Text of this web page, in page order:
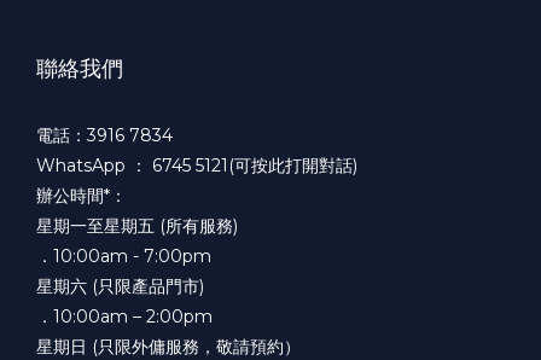
聯絡我們
電話：3916 7834
WhatsApp ： 6745 5121(可按此打開對話)
辦公時間*：
星期一至星期五 (所有服務)
．10:00am - 7:00pm
星期六 (只限產品門市)
．10:00am – 2:00pm
星期日 (只限外傭服務，敬請預約）